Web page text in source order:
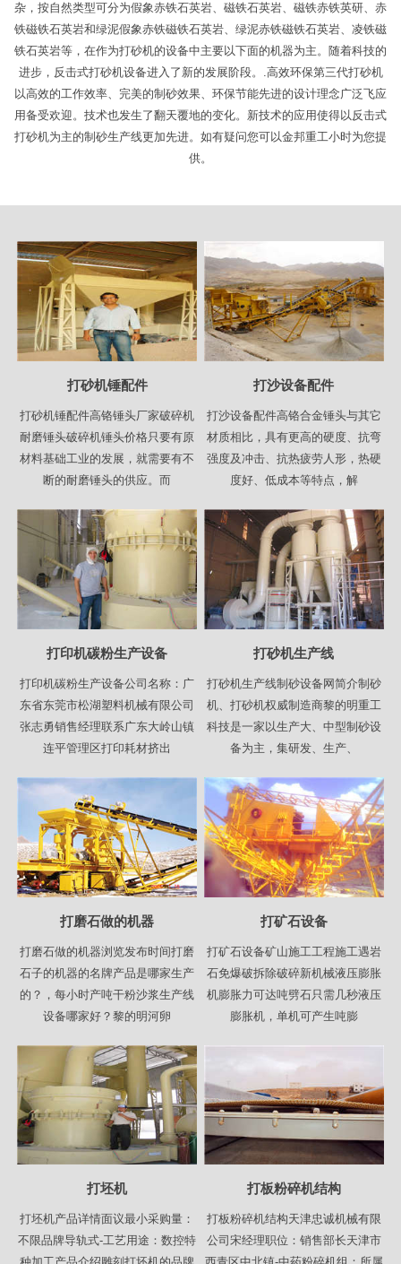
杂，按自然类型可分为假象赤铁石英岩、磁铁石英岩、磁铁赤铁英研、赤
铁磁铁石英岩和绿泥假象赤铁磁铁石英岩、绿泥赤铁磁铁石英岩、凌铁磁
铁石英岩等，在作为打砂机的设备中主要以下面的机器为主。随着科技的
进步，反击式打砂机设备进入了新的发展阶段。.高效环保第三代打砂机
以高效的工作效率、完美的制砂效果、环保节能先进的设计理念广泛飞应
用备受欢迎。技术也发生了翻天覆地的变化。新技术的应用使得以反击式
打砂机为主的制砂生产线更加先进。如有疑问您可以金邦重工小时为您提
供。
打砂机锤配件
打砂机锤配件高铬锤头厂家破碎机
耐磨锤头破碎机锤头价格只要有原
材料基础工业的发展，就需要有不
断的耐磨锤头的供应。而
打沙设备配件
打沙设备配件高铬合金锤头与其它
材质相比，具有更高的硬度、抗弯
强度及冲击、抗热疲劳人形，热硬
度好、低成本等特点，解
打印机碳粉生产设备
打印机碳粉生产设备公司名称：广
东省东莞市松湖塑料机械有限公司
张志勇销售经理联系广东大岭山镇
连平管理区打印耗材挤出
打砂机生产线
打砂机生产线制砂设备网简介制砂
机、打砂机权威制造商黎的明重工
科技是一家以生产大、中型制砂设
备为主，集研发、生产、
打磨石做的机器
打磨石做的机器浏览发布时间打磨
石子的机器的名牌产品是哪家生产
的？，每小时产吨干粉沙浆生产线
设备哪家好？黎的明河卵
打矿石设备
打矿石设备矿山施工工程施工遇岩
石免爆破拆除破碎新机械液压膨胀
机膨胀力可达吨劈石只需几秒液压
膨胀机，单机可产生吨膨
打坯机
打坯机产品详情面议最小采购量：
不限品牌导轨式-工艺用途：数控特
打板粉碎机结构
打板粉碎机结构天津忠诚机械有限
公司宋经理职位：销售部长天津市